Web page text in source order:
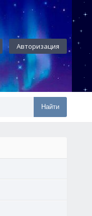
Авторизация
Найти